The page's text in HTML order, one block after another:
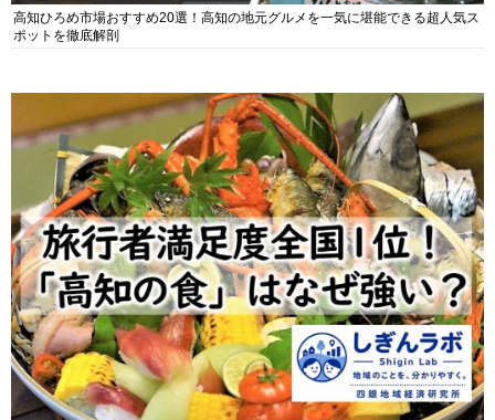
高知ひろめ市場おすすめ20選！高知の地元グルメを一気に堪能できる超人気ス
ポットを徹底解剖